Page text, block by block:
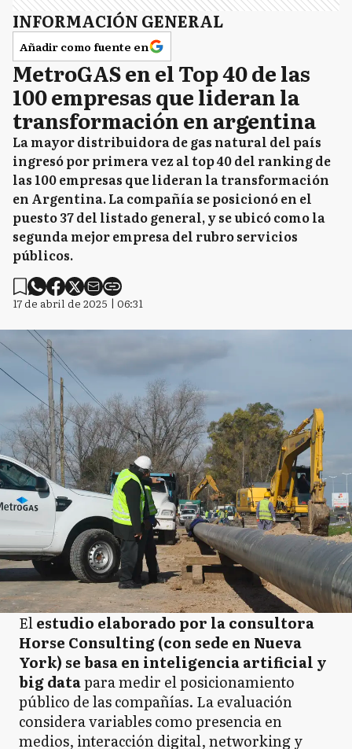
INFORMACIÓN GENERAL
Añadir como fuente en
MetroGAS en el Top 40 de las
100 empresas que lideran la
transformación en argentina
La mayor distribuidora de gas natural del país
ingresó por primera vez al top 40 del ranking de
las 100 empresas que lideran la transformación
en Argentina. La compañía se posicionó en el
puesto 37 del listado general, y se ubicó como la
segunda mejor empresa del rubro servicios
públicos.
17 de abril de 2025 | 06:31
Elestudio elaborado por la consultora
Horse Consulting (con sede en Nueva
York) se basa en inteligencia artificial y
big datapara medir el posicionamiento
público de las compañías. La evaluación
considera variables como presencia en
medios, interacción digital, networking y